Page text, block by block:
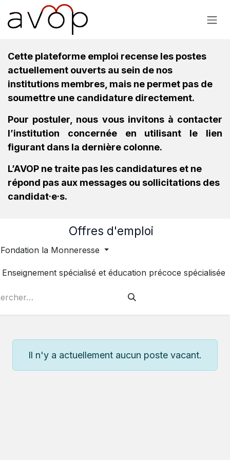
Se rendre au contenu
Cette plateforme emploi recense les postes
actuellement ouverts au sein de nos
institutions membres, mais ne permet pas de
soumettre une candidature directement.
Pour postuler, nous vous invitons à contacter
l’institution concernée en utilisant le lien
figurant dans la dernière colonne.
L’AVOP ne traite pas les candidatures et ne
répond pas aux messages ou sollicitations des
candidat·e·s.
Offres d'emploi
Fondation la Monneresse
Enseignement spécialisé et éducation précoce spécialisée
Il n'y a actuellement aucun poste vacant.